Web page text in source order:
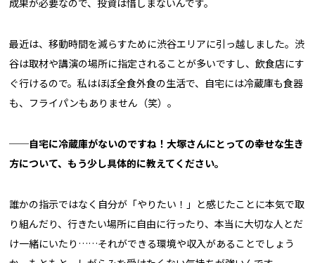
最近は、移動時間を減らすために渋谷エリアに引っ越しました。渋
谷は取材や講演の場所に指定されることが多いですし、飲食店にす
ぐ行けるので。私はほぼ全食外食の生活で、自宅には冷蔵庫も食器
も、フライパンもありません（笑）。
──自宅に冷蔵庫がないのですね！大塚さんにとっての幸せな生き
方について、もう少し具体的に教えてください。
誰かの指示ではなく自分が「やりたい！」と感じたことに本気で取
り組んだり、行きたい場所に自由に行ったり、本当に大切な人とだ
け一緒にいたり……それができる環境や収入があることでしょう